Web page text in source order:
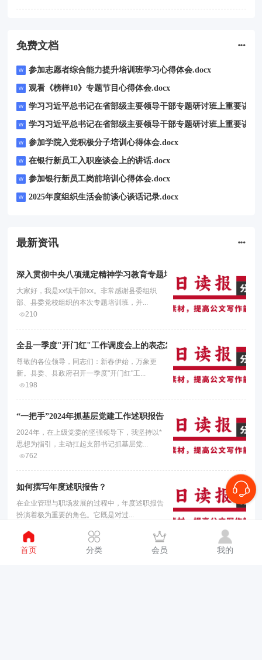
免费文档
参加志愿者综合能力提升培训班学习心得体会.docx
观看《榜样10》专题节目心得体会.docx
学习习近平总书记在省部级主要领导干部专题研讨班上重要讲话
学习习近平总书记在省部级主要领导干部专题研讨班上重要讲话
参加学院入党积极分子培训心得体会.docx
在银行新员工入职座谈会上的讲话.docx
参加银行新员工岗前培训心得体会.docx
2025年度组织生活会前谈心谈话记录.docx
最新资讯
深入贯彻中央八项规定精神学习教育专题培训班交流发言
大家好，我是xx镇干部xx。非常感谢县委组织
部、县委党校组织的本次专题培训班，并...
210
全县一季度"开门红"工作调度会上的表态发言
尊敬的各位领导，同志们：新春伊始，万象更
新。县委、县政府召开一季度"开门红"工...
198
“一把手”2024年抓基层党建工作述职报告
2024年，在上级党委的坚强领导下，我坚持以*
思想为指引，主动扛起支部书记抓基层党...
762
如何撰写年度述职报告？
在企业管理与职场发展的过程中，年度述职报告
扮演着极为重要的角色。它既是对过...
首页 分类 会员 我的